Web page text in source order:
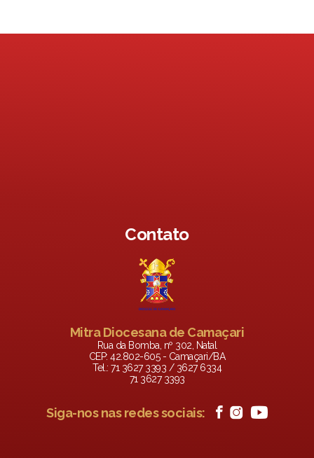
Contato
Mitra Diocesana de Camaçari
Rua da Bomba, nº 302, Natal
CEP: 42.802-605 - Camaçari/BA
Tel.: 71 3627 3393 / 3627 6334
71 3627 3393
Siga-nos nas redes sociais: